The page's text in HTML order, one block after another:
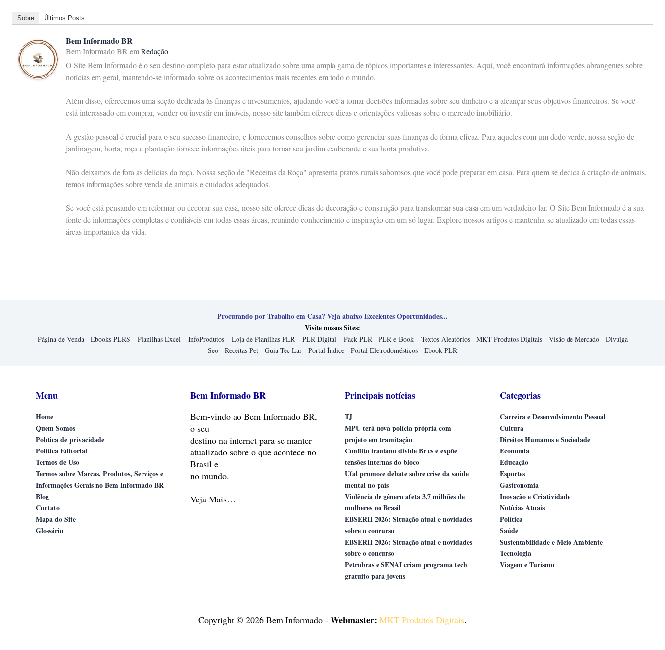
Sobre Últimos Posts
Bem Informado BR
Bem Informado BR emRedação
O Site Bem Informado é o seu destino completo para estar atualizado sobre uma ampla gama de tópicos importantes e interessantes. Aqui, você encontrará informações abrangentes sobre
notícias em geral, mantendo-se informado sobre os acontecimentos mais recentes em todo o mundo.
Além disso, oferecemos uma seção dedicada às finanças e investimentos, ajudando você a tomar decisões informadas sobre seu dinheiro e a alcançar seus objetivos financeiros. Se você
está interessado em comprar, vender ou investir em imóveis, nosso site também oferece dicas e orientações valiosas sobre o mercado imobiliário.
A gestão pessoal é crucial para o seu sucesso financeiro, e fornecemos conselhos sobre como gerenciar suas finanças de forma eficaz. Para aqueles com um dedo verde, nossa seção de
jardinagem, horta, roça e plantação fornece informações úteis para tornar seu jardim exuberante e sua horta produtiva.
Não deixamos de fora as delícias da roça. Nossa seção de "Receitas da Roça" apresenta pratos rurais saborosos que você pode preparar em casa. Para quem se dedica à criação de animais,
temos informações sobre venda de animais e cuidados adequados.
Se você está pensando em reformar ou decorar sua casa, nosso site oferece dicas de decoração e construção para transformar sua casa em um verdadeiro lar. O Site Bem Informado é a sua
fonte de informações completas e confiáveis em todas essas áreas, reunindo conhecimento e inspiração em um só lugar. Explore nossos artigos e mantenha-se atualizado em todas essas
áreas importantes da vida.
Procurando por Trabalho em Casa? Veja abaixo Excelentes Oportunidades...
Visite nossos Sites:
Página de Venda- Ebooks PLRS - Planilhas Excel- InfoProdutos- Loja de Planilhas PLR- PLR Digital- Pack PLR- PLR e-Book- Textos Aleatórios- MKT Produtos Digitais- Visão de Mercado- Divulga
Seo - Receitas Pet - Guia Tec Lar - Portal Índice - Portal Eletrodomésticos - Ebook PLR
Menu
Home
Quem Somos
Política de privacidade
Politica Editorial
Termos de Uso
Termos sobre Marcas, Produtos, Serviços e
Informações Gerais no Bem Informado BR
Blog
Contato
Mapa do Site
Glossário
Bem Informado BR
Bem-vindoao Bem Informado BR,
o seu
destino na internet para se manter
atualizado sobre o que acontece no
Brasil e
no mundo.
Veja Mais…
Principais notícias
TJ
MPU terá nova polícia própria com
projeto em tramitação
Conflito iraniano divide Brics e expõe
tensões internas do bloco
Ufal promove debate sobre crise da saúde
mental no país
Violência de gênero afeta 3,7 milhões de
mulheres no Brasil
EBSERH 2026: Situação atual e novidades
sobre o concurso
EBSERH 2026: Situação atual e novidades
sobre o concurso
Petrobras e SENAI criam programa tech
gratuito para jovens
Categorias
Carreira e Desenvolvimento Pessoal
Cultura
Direitos Humanos e Sociedade
Economia
Educação
Esportes
Gastronomia
Inovação e Criatividade
Notícias Atuais
Política
Saúde
Sustentabilidade e Meio Ambiente
Tecnologia
Viagem e Turismo
Copyright © 2026 Bem Informado - Webmaster: MKT Produtos Digitais.